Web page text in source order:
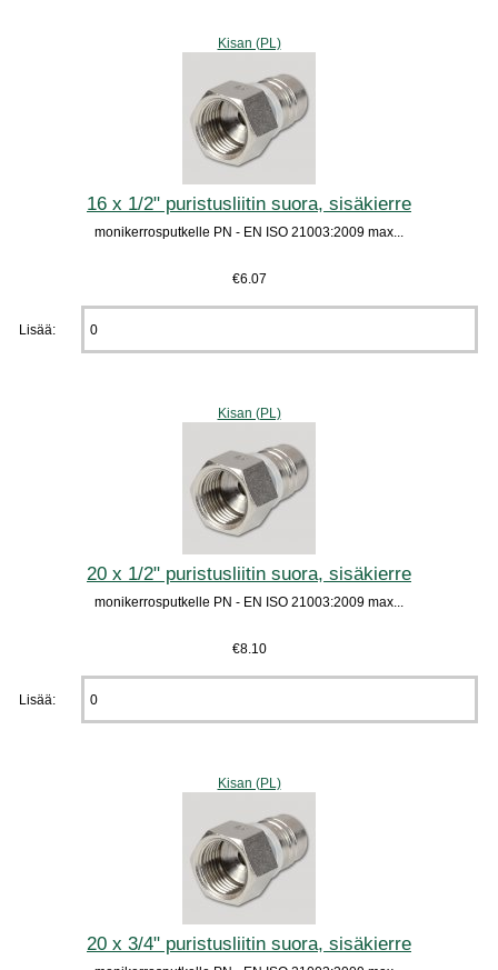
Kisan (PL)
16 x 1/2" puristusliitin suora, sisäkierre
monikerrosputkelle PN - EN ISO 21003:2009 max...
€6.07
Lisää:
Kisan (PL)
20 x 1/2" puristusliitin suora, sisäkierre
monikerrosputkelle PN - EN ISO 21003:2009 max...
€8.10
Lisää:
Kisan (PL)
20 x 3/4" puristusliitin suora, sisäkierre